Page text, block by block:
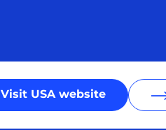
Visit USA website